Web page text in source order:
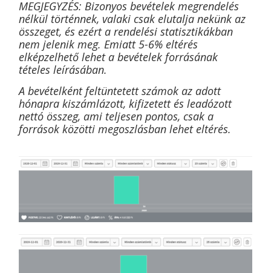
MEGJEGYZÉS: Bizonyos bevételek megrendelés
nélkül történnek, valaki csak elutalja nekünk az
összeget, és ezért a rendelési statisztikákban
nem jelenik meg. Emiatt 5-6% eltérés
elképzelhető lehet a bevételek forrásának
tételes leírásában.
A bevételként feltüntetett számok az adott
hónapra kiszámlázott, kifizetett és leadózott
nettó összeg, ami teljesen pontos, csak a
források közötti megoszlásban lehet eltérés.